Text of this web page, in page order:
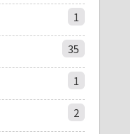
1
35
1
2